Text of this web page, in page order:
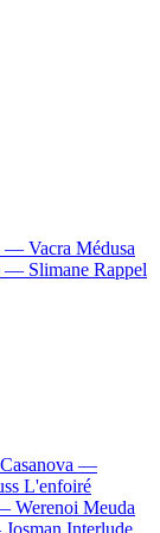
— Vacra Médusa
— Slimane Rappel
Casanova —
L'enfoiré
Werenoi Meuda
Josman Interlude